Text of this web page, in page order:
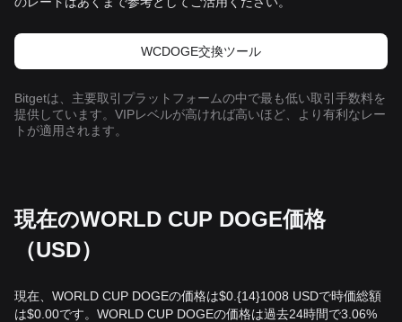
WCDOGE交換ツール
Bitgetは、主要取引プラットフォームの中で最も低い取引手数料を
提供しています。VIPレベルが高ければ高いほど、より有利なレー
トが適用されます。
現在のWORLD CUP DOGE価格
（USD）
現在、WORLD CUP DOGEの価格は$0.{14}1008 USDで時価総額
は$0.00です。WORLD CUP DOGEの価格は過去24時間で3.06%